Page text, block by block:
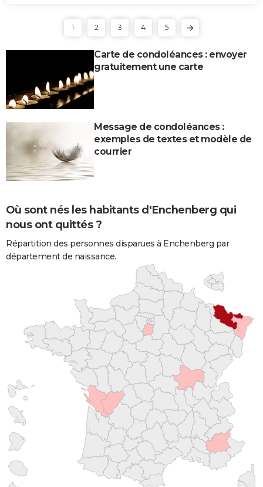
1 2 3 4 5
Carte de condoléances : envoyer
gratuitement une carte
Message de condoléances :
exemples de textes et modèle de
courrier
Où sont nés les habitants d'Enchenberg qui
nous ont quittés ?
Répartition des personnes disparues à Enchenberg par
département de naissance.